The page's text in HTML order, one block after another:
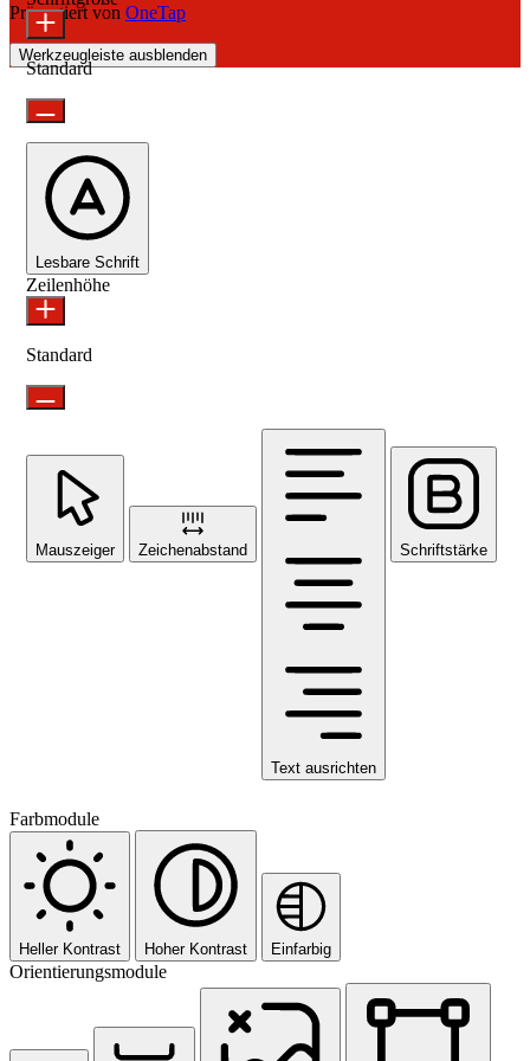
Präsentiert von OneTap
Werkzeugleiste ausblenden
Standard
Lesbare Schrift
Zeilenhöhe
Standard
Mauszeiger Zeichenabstand
Text ausrichten
Schriftstärke
Farbmodule
Heller Kontrast Hoher Kontrast Einfarbig
Orientierungsmodule